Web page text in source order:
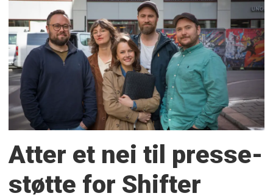
Atter et nei til presse­
støtte for Shifter